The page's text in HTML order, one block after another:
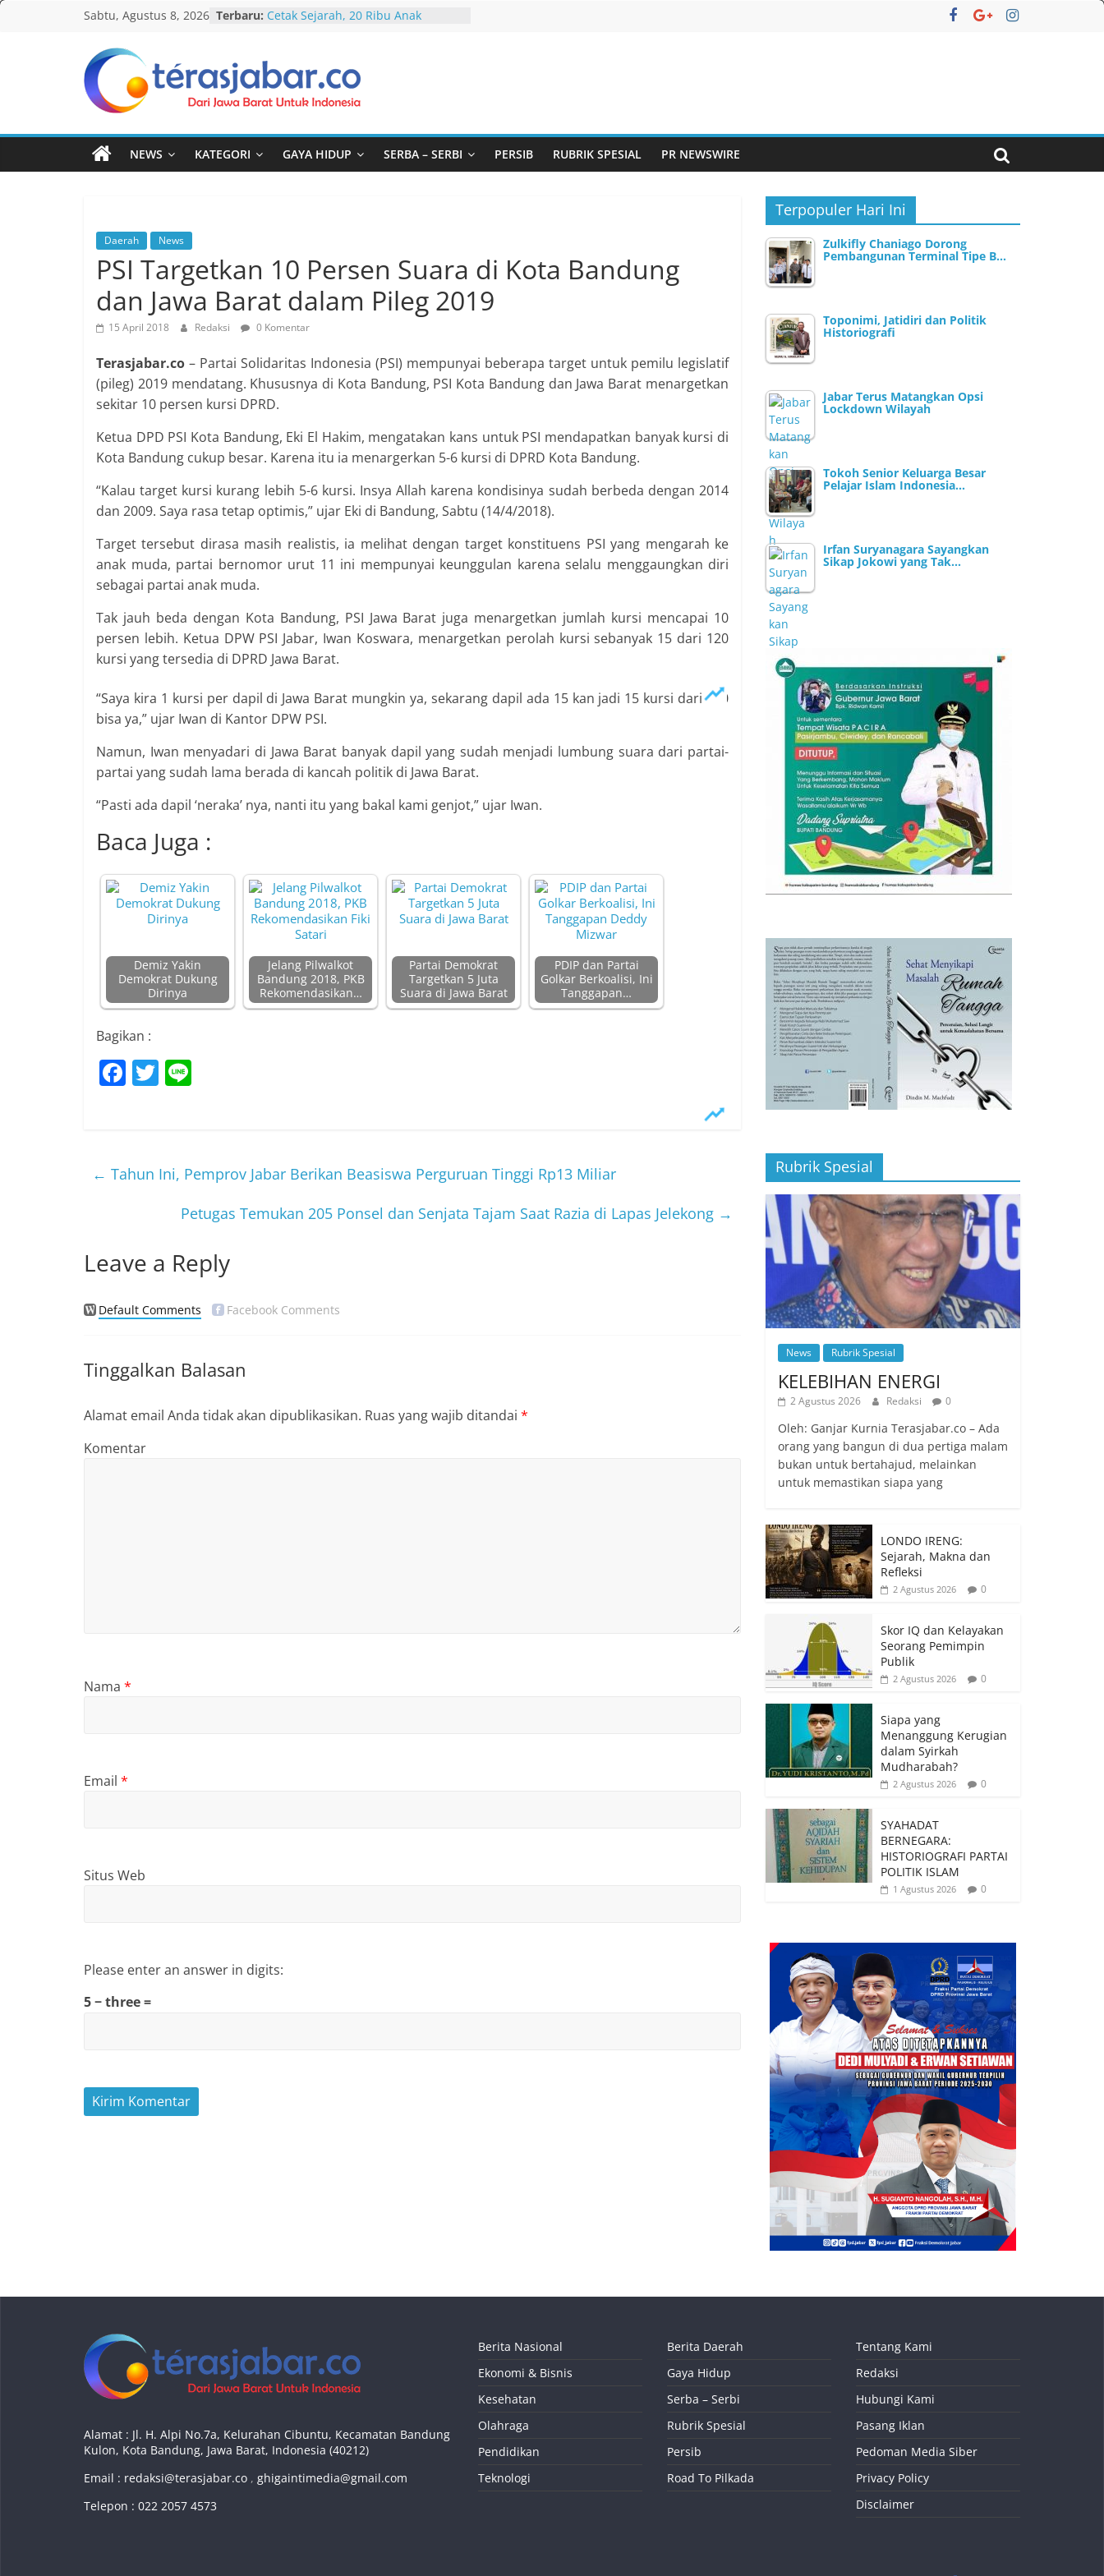
Skip
Sabtu, Agustus 8, 2026 Terbaru: Cetak Sejarah, 20 Ribu Anak
Festival Tunas Siliwangi 2026
AKU NGONTÉN MAKA AKU ADA
Debat Publik Sidoarjo Bahas
Selalu Terbuka
Darurat HIV pada Remaja, Solusi
tak Menyentuh Masalah
Teras
Jabar
NEWS KATEGORI GAYA HIDUP SERBA – SERBI PERSIB RUBRIK SPESIAL PR NEWSWIRE
Daerah News
PSI Targetkan 10 Persen Suara di Kota Bandung
dan Jawa Barat dalam Pileg 2019
15 April 2018 Redaksi 0 Komentar
Terasjabar.co – Partai Solidaritas Indonesia (PSI) mempunyai beberapa target untuk pemilu legislatif
(pileg) 2019 mendatang. Khususnya di Kota Bandung, PSI Kota Bandung dan Jawa Barat menargetkan
sekitar 10 persen kursi DPRD.
Ketua DPD PSI Kota Bandung, Eki El Hakim, mengatakan kans untuk PSI mendapatkan banyak kursi di
Kota Bandung cukup besar. Karena itu ia menargerkan 5-6 kursi di DPRD Kota Bandung.
“Kalau target kursi kurang lebih 5-6 kursi. Insya Allah karena kondisinya sudah berbeda dengan 2014
dan 2009. Saya rasa tetap optimis,” ujar Eki di Bandung, Sabtu (14/4/2018).
Target tersebut dirasa masih realistis, ia melihat dengan target konstituens PSI yang mengarah ke
anak muda, partai bernomor urut 11 ini mempunyai keunggulan karena selalu menggaungkan diri
sebagai partai anak muda.
Tak jauh beda dengan Kota Bandung, PSI Jawa Barat juga menargetkan jumlah kursi mencapai 10
persen lebih. Ketua DPW PSI Jabar, Iwan Koswara, menargetkan perolah kursi sebanyak 15 dari 120
kursi yang tersedia di DPRD Jawa Barat.
“Saya kira 1 kursi per dapil di Jawa Barat mungkin ya, sekarang dapil ada 15 kan jadi 15 kursi dari 120
bisa ya,” ujar Iwan di Kantor DPW PSI.
Namun, Iwan menyadari di Jawa Barat banyak dapil yang sudah menjadi lumbung suara dari partai-
partai yang sudah lama berada di kancah politik di Jawa Barat.
“Pasti ada dapil ‘neraka’ nya, nanti itu yang bakal kami genjot,” ujar Iwan.
Baca Juga :
Demiz Yakin
Demokrat Dukung
Dirinya
Jelang Pilwalkot
Bandung 2018, PKB
Rekomendasikan…
Partai Demokrat
Targetkan 5 Juta
Suara di Jawa Barat
PDIP dan Partai
Golkar Berkoalisi, Ini
Tanggapan…
Bagikan :
F
b
k
T
← Tahun Ini, Pemprov Jabar Berikan Beasiswa Perguruan Tinggi Rp13 Miliar
Petugas Temukan 205 Ponsel dan Senjata Tajam Saat Razia di Lapas Jelekong →
Leave a Reply
Default Comments Facebook Comments
Tinggalkan Balasan
Alamat email Anda tidak akan dipublikasikan. Ruas yang wajib ditandai *
Komentar
Nama *
Email *
Situs Web
Please enter an answer in digits:
5 − three =
Terpopuler Hari Ini
Zulkifly Chaniago Dorong
Pembangunan Terminal Tipe B…
Toponimi, Jatidiri dan Politik
Historiografi
Jabar Terus Matangkan Opsi
Lockdown Wilayah
Tokoh Senior Keluarga Besar
Pelajar Islam Indonesia…
Irfan Suryanagara Sayangkan
Sikap Jokowi yang Tak…
Rubrik Spesial
News Rubrik Spesial
KELEBIHAN ENERGI
2 Agustus 2026 Redaksi 0
Oleh: Ganjar Kurnia Terasjabar.co – Ada
orang yang bangun di dua pertiga malam
bukan untuk bertahajud, melainkan
untuk memastikan siapa yang
LONDO IRENG:
Sejarah, Makna dan
Refleksi
2 Agustus 2026 0
Skor IQ dan Kelayakan
Seorang Pemimpin
Publik
2 Agustus 2026 0
Siapa yang
Menanggung Kerugian
dalam Syirkah
Mudharabah?
2 Agustus 2026 0
SYAHADAT
BERNEGARA:
HISTORIOGRAFI PARTAI
POLITIK ISLAM
1 Agustus 2026 0
Alamat : Jl. H. Alpi No.7a, Kelurahan Cibuntu, Kecamatan Bandung
Kulon, Kota Bandung, Jawa Barat, Indonesia (40212)
Email : redaksi@terasjabar.co , ghigaintimedia@gmail.com
Telepon : 022 2057 4573
Berita Nasional
Ekonomi & Bisnis
Kesehatan
Olahraga
Pendidikan
Teknologi
Berita Daerah
Gaya Hidup
Serba – Serbi
Rubrik Spesial
Persib
Road To Pilkada
Tentang Kami
Redaksi
Hubungi Kami
Pasang Iklan
Pedoman Media Siber
Privacy Policy
Disclaimer